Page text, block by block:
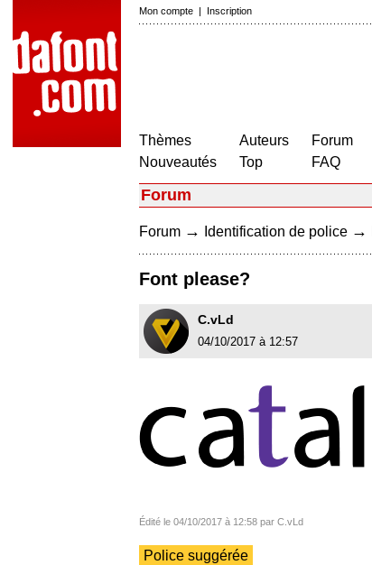
Mon compte | Inscription
Thèmes
Nouveautés
Auteurs
Top
Forum
FAQ
Forum
Forum → Identification de police →
Font please?
C.vLd
04/10/2017 à 12:57
Édité le 04/10/2017 à 12:58 par C.vLd
Police suggérée